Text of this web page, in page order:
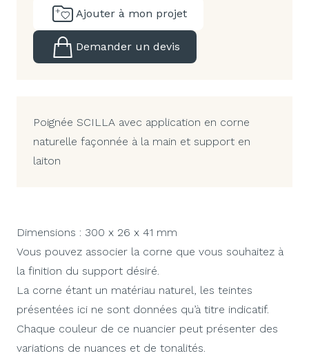
Ajouter à mon projet
Demander un devis
Poignée SCILLA avec application en corne
naturelle façonnée à la main et support en
laiton
Dimensions : 300 x 26 x 41 mm
Vous pouvez associer la corne que vous souhaitez à
la finition du support désiré.
La corne étant un matériau naturel, les teintes
présentées ici ne sont données qu’à titre indicatif.
Chaque couleur de ce nuancier peut présenter des
variations de nuances et de tonalités.